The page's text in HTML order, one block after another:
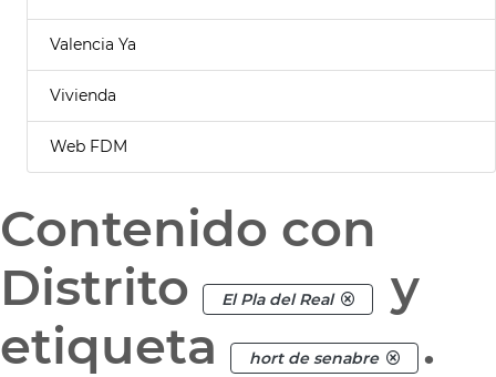
Valencia Ya
Vivienda
Web FDM
Contenido con
Distrito
El Pla del Real
y
etiqueta
hort de senabre .